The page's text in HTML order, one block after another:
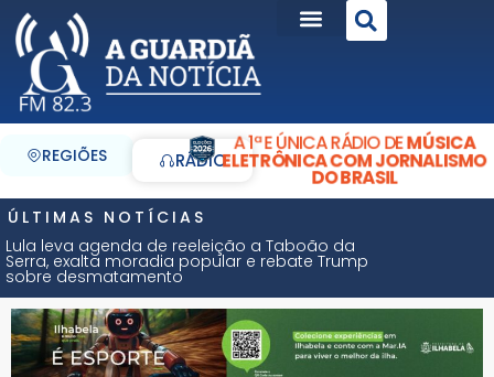
REGIÕES RÁDIO
A 1ª E ÚNICA RÁDIO DEMÚSICA
ELETRÔNICA COM JORNALISMO
DO BRASIL
ÚLTIMAS NOTÍCIAS
Lula leva agenda de reeleição a Taboão da
Serra, exalta moradia popular e rebate Trump
sobre desmatamento